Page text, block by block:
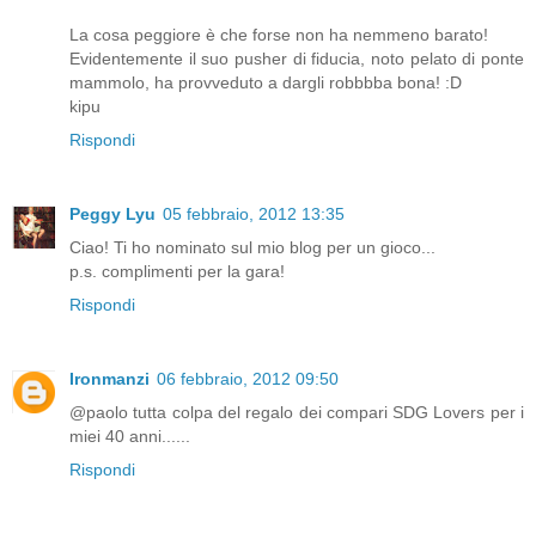
La cosa peggiore è che forse non ha nemmeno barato!
Evidentemente il suo pusher di fiducia, noto pelato di ponte
mammolo, ha provveduto a dargli robbbba bona! :D
kipu
Rispondi
Peggy Lyu 05 febbraio, 2012 13:35
Ciao! Ti ho nominato sul mio blog per un gioco...
p.s. complimenti per la gara!
Rispondi
Ironmanzi 06 febbraio, 2012 09:50
@paolo tutta colpa del regalo dei compari SDG Lovers per i
miei 40 anni......
Rispondi